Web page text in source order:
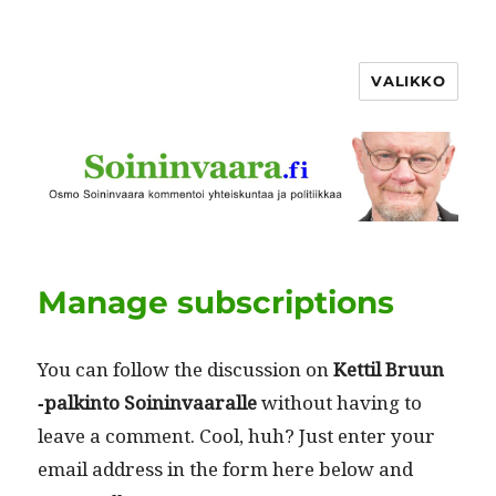
VALIKKO
Manage subscriptions
You can fol­low the dis­cus­sion onKet­til Bru­un
‑palk­in­to Soin­in­vaar­allewith­out hav­ing to
leave a com­ment. Cool, huh? Just enter your
email address in the form here below and